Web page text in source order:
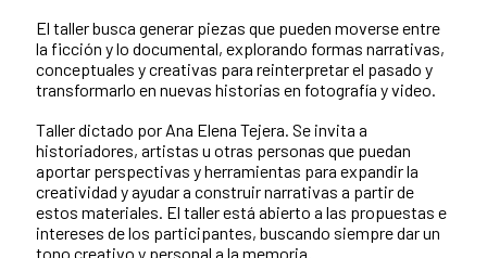
El taller busca generar piezas que pueden moverse entre
la ficción y lo documental, explorando formas narrativas,
conceptuales y creativas para reinterpretar el pasado y
transformarlo en nuevas historias en fotografía y video.
Taller dictado por Ana Elena Tejera. Se invita a
historiadores, artistas u otras personas que puedan
aportar perspectivas y herramientas para expandir la
creatividad y ayudar a construir narrativas a partir de
estos materiales. El taller está abierto a las propuestas e
intereses de los participantes, buscando siempre dar un
tono creativo y personal a la memoria.